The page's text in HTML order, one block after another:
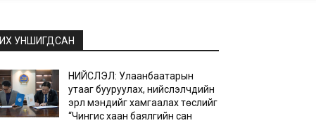
ИХ УНШИГДСАН
НИЙСЛЭЛ: Улаанбаатарын
утааг бууруулах, нийслэлчүүдийн
эрүүл мэндийг хамгаалах төслийг
“Чингис хаан баялгийн сан